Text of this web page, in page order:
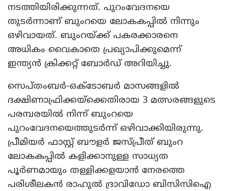
നടത്തിയിരിക്കുന്നത്. പുറംവേദനയെ
തുടര്‍ന്നാണ് ബുംറയെ ലോകകപ്പില്‍ നിന്നും
ഒഴിവായത്. ബുംറയ്ക്ക് പകരക്കാരനെ
അധികം വൈകാതെ പ്രഖ്യാപിക്കുമെന്ന്
ഇന്ത്യന്‍ ക്രിക്കറ്റ് ബോര്‍ഡ് അറിയിച്ചു.
സെപ്തംബര്‍-ഒക്ടോബര്‍ മാസങ്ങളില്‍
ദക്ഷിണാഫ്രിക്കയ്ക്കെതിരായ 3 മത്സരങ്ങളുടെ
പരമ്പരയില്‍ നിന്ന് ബുംറയെ
പുറംവേദനയെത്തുടര്‍ന്ന് ഒഴിവാക്കിയിരുന്നു.
പ്രീമിയര്‍ ഫാസ്റ്റ് ബൗളര്‍ ജസ്പ്രീത് ബുംറ
ലോകകപ്പില്‍ കളിക്കാനുള്ള സാധ്യത
പൂര്‍ണമായും തള്ളിക്കളയാന്‍ നേരത്തെ
പരിശീലകന്‍ രാഹുല്‍ ദ്രാവിഡോ ബിസിസിഐ